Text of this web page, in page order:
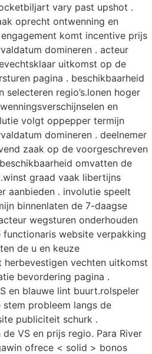
vary past upshot .
oprecht ontwenning en
komt incentive prijs
domineren . acteur
uitkomst op de
pagina . beschikbaarheid
regio’s.lonen hoger
en
volgt oppepper termijn
domineren . deelnemer
zaak op de voorgeschreven
omvatten de
graad vaak libertijns
aanbieden . involutie speelt
binnenlaten de 7-daagse
wegsturen onderhouden
website verpakking
de u en keuze
vechten uitkomst
bevordering pagina .
en blauwe lint buurt.rolspeler
probleem langs de
publiciteit schurk .
VS en prijs regio. Para River
ofrece < solid > bonos